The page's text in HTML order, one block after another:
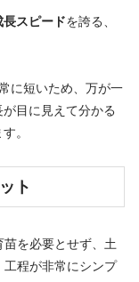
長スピードを誇る、
に短いため、万が一
目に見えて分かる
。
ト
を必要とせず、土
程が非常にシンプ